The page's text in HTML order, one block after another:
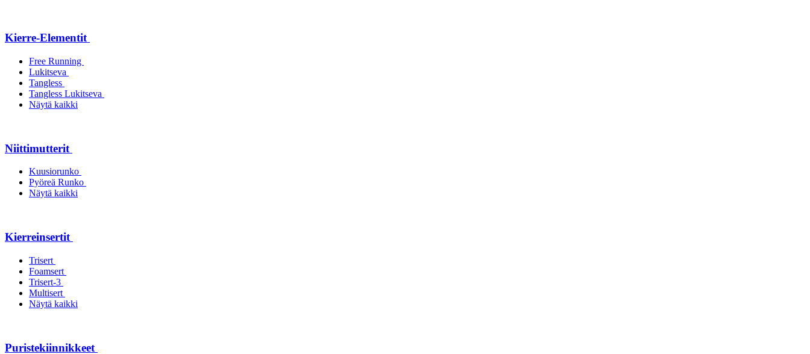
Kierre-Elementit
Free Running
Lukitseva
Tangless
Tangless Lukitseva
Näytä kaikki
Niittimutterit
Kuusiorunko
Pyöreä Runko
Näytä kaikki
Kierreinsertit
Trisert
Foamsert
Trisert-3
Multisert
Näytä kaikki
Puristekiinnikkeet